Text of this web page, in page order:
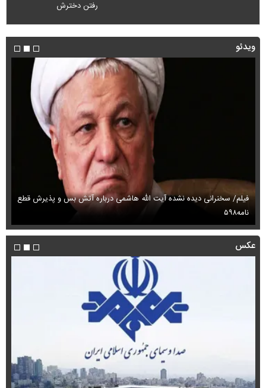
رفتن دخترش
ویدئو
فیلم/ سخنرانی دیده نشده آیت الله هاشمی درباره آتش بس و پذیرش قطع
نامه۵۹۸
عکس